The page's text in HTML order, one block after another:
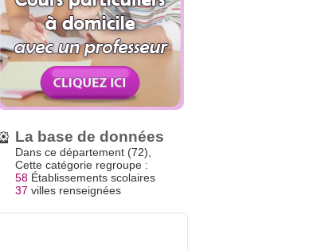
La base de données
Dans ce département (72),
Cette catégorie regroupe :
58 Établissements scolaires
37 villes renseignées